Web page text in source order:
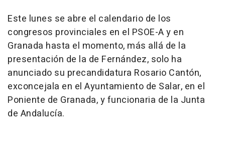
Este lunes se abre el calendario de los
congresos provinciales en el PSOE-A y en
Granada hasta el momento, más allá de la
presentación de la de Fernández, solo ha
anunciado su precandidatura Rosario Cantón,
exconcejala en el Ayuntamiento de Salar, en el
Poniente de Granada, y funcionaria de la Junta
de Andalucía.